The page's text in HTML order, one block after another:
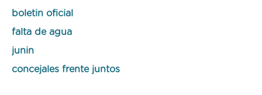
boletin oficial
falta de agua
junin
concejales frente juntos